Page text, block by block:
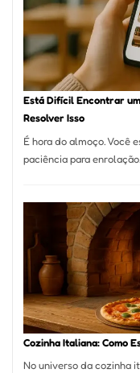
Está Difícil Encontrar
Resolver Isso
É hora do almoço. Você
paciência para
Cozinha Italiana: Como
No universo da cozinha